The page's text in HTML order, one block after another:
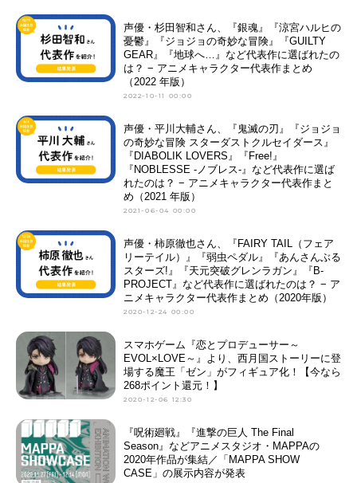
声優・杉田智和さん、『銀魂』『涼宮ハルヒの
憂鬱』『ジョジョの奇妙な冒険』『GUILTY
GEAR』『地球へ…』など代表作に選ばれたの
は？ − アニメキャラクター代表作まとめ
（2022 年版）
2022-10-11 00:00
声優・平川大輔さん、『鬼滅の刃』『ジョジョ
の奇妙な冒険 スターダストクルセイダース』
『DIABOLIK LOVERS』『Free!』
『NOBLESSE -ノブレス-』など代表作に選ば
れたのは？ − アニメキャラクター代表作まと
め（2021 年版）
2021-06-04 00:00
声優・柿原徹也さん、『FAIRY TAIL（フェア
リーテイル）』『弱虫ペダル』『あんさんぶる
スターズ!』『天元突破グレンラガン』『B-
PROJECT』など代表作に選ばれたのは？ − ア
ニメキャラクター代表作まとめ（2020年版）
2020-12-24 00:00
スマホゲーム『恋とプロデューサー～
EVOL×LOVE～』より、西月国ストーリーに登
場する魔王「ゼン」がフィギュア化！【今なら
268ポイント還元！】
2020-12-06 12:30
『呪術廻戦』『進撃の巨人 The Final
Season』などアニメスタジオ・MAPPAの
2020年作品が集結／「MAPPA SHOW
CASE」の展示内容が発表